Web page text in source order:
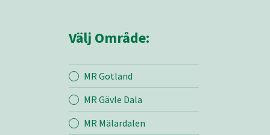
Mina sidor
Välj Område:
MR Gotland
MR Gävle Dala
MR Mälardalen